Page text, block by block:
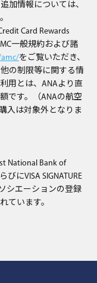
加情報については、
Card Rewards
一般規約および諸
をご覧いただき、
の制限等に関する情
⽤とは、ANAより直
です。（ANAの航空
⼊は対象外となりま
National Bank of
にVISA SIGNATURE
シエーションの登録
ています。